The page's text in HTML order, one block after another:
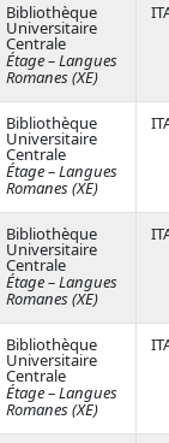
Bibliothèque
Universitaire
Centrale
Étage – Langues
Romanes (XE)
Bibliothèque
Universitaire
Centrale
Étage – Langues
Romanes (XE)
Bibliothèque
Universitaire
Centrale
Étage – Langues
Romanes (XE)
Bibliothèque
Universitaire
Centrale
Étage – Langues
Romanes (XE)